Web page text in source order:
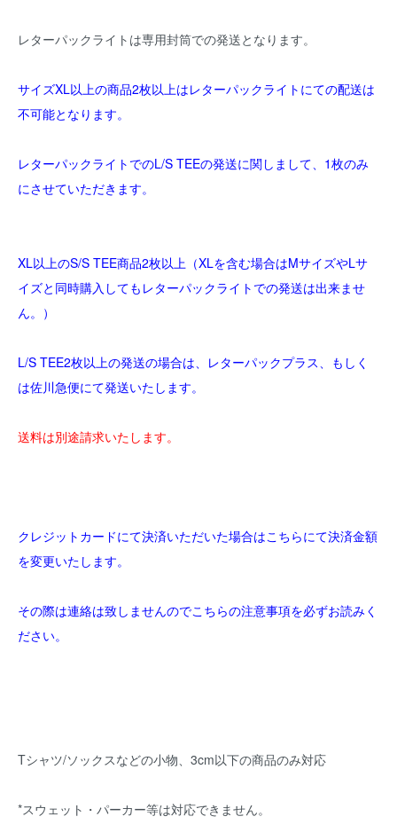
レターパックライトは専用封筒での発送となります。
サイズXL以上の商品2枚以上はレターパックライトにての配送は
不可能となります。
レターパックライトでのL/S TEEの発送に関しまして、1枚のみ
にさせていただきます。
XL以上のS/S TEE商品2枚以上（XLを含む場合はMサイズやLサ
イズと同時購入してもレターパックライトでの発送は出来ませ
ん。）
L/S TEE2枚以上の発送の場合は、レターパックプラス、もしく
は佐川急便にて発送いたします。
送料は別途請求いたします。
クレジットカードにて決済いただいた場合はこちらにて決済金額
を変更いたします。
その際は連絡は致しませんのでこちらの注意事項を必ずお読みく
ださい。
Tシャツ/ソックスなどの小物、3cm以下の商品のみ対応
*スウェット・パーカー等は対応できません。